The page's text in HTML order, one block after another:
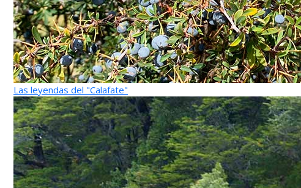
Las leyendas del "Calafate"